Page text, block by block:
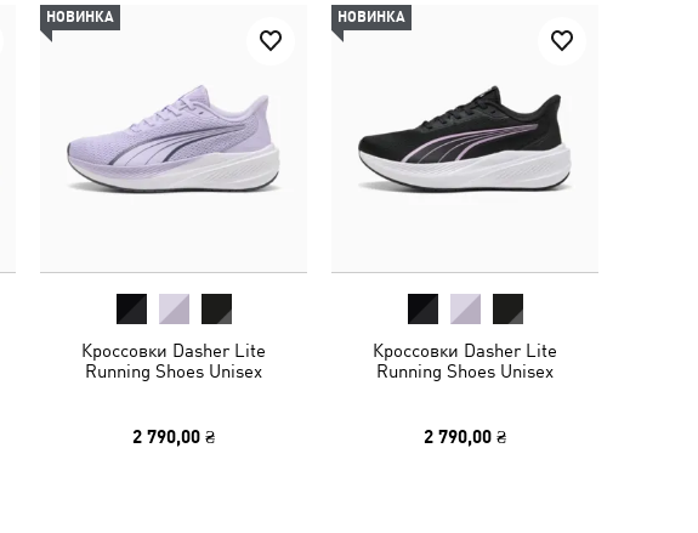
НОВИНКА
Кроссовки Dasher Lite
Running Shoes Unisex
2 790,00 ₴
НОВИНКА
Кроссовки Dasher Lite
Running Shoes Unisex
2 790,00 ₴